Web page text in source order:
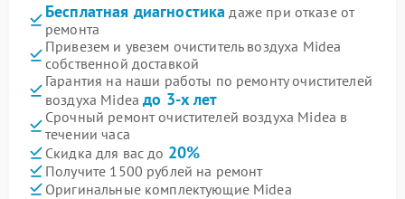
Бесплатная диагностика даже при отказе от
ремонта
Привезем и увезем очиститель воздуха Midea
собственной доставкой
Гарантия на наши работы по ремонту очистителей
воздуха Mideaдо 3-х лет
Срочный ремонт очистителей воздуха Midea в
течении часа
Скидка для вас до 20%
Получите 1500 рублей на ремонт
Оригинальные комплектующие Midea